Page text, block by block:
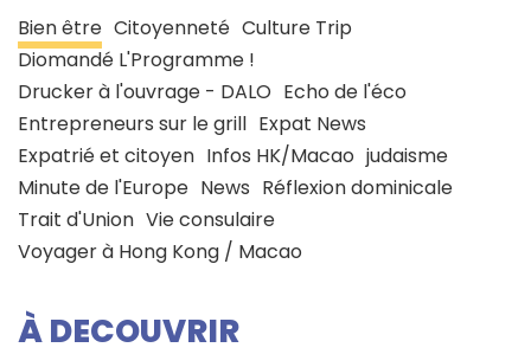
Bien être Citoyenneté Culture Trip
Diomandé L'Programme !
Drucker à l'ouvrage - DALO Echo de l'éco
Entrepreneurs sur le grill Expat News
Expatrié et citoyen Infos HK/Macao judaisme
Minute de l'Europe News Réflexion dominicale
Trait d'Union Vie consulaire
Voyager à Hong Kong / Macao
À DECOUVRIR